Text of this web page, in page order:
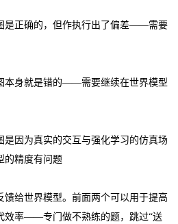
正确的，但作执行出了偏差——需要
身就是错的——需要继续在世界模型
因为真实的交互与强化学习的仿真场
精度有问题
给世界模型。前面两个可以用于提高
效率——专门做不熟练的题，跳过“送